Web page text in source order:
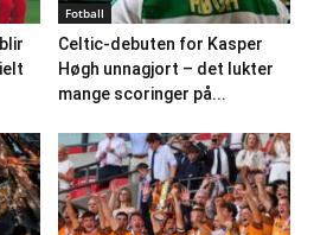
Fotball
Celtic-debuten for Kasper
Høgh unnagjort – det lukter
mange scoringer på...